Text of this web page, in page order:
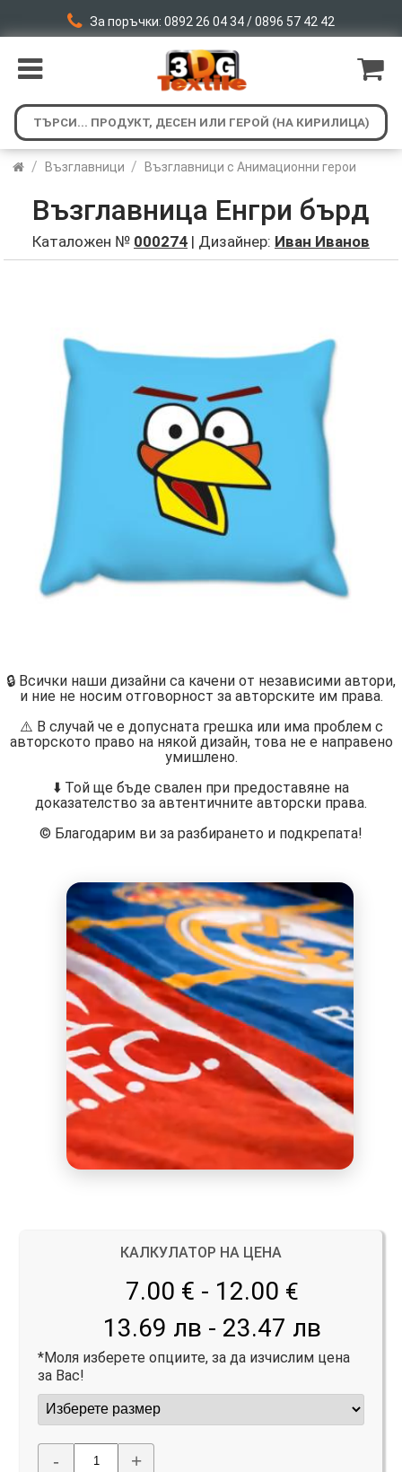
За поръчки: 0892 26 04 34 / 0896 57 42 42
/ Възглавници / Възглавници с Анимационни герои
Възглавница Енгри бърд
Каталожен № 000274 | Дизайнер: Иван Иванов
🔒 Всички наши дизайни са качени от независими автори,
и ние не носим отговорност за авторските им права.
⚠️ В случай че е допусната грешка или има проблем с
авторското право на някой дизайн, това не е направено
умишлено.
⬇️ Той ще бъде свален при предоставяне на
доказателство за автентичните авторски права.
©️ Благодарим ви за разбирането и подкрепата!
КАЛКУЛАТОР НА ЦЕНА
7.00 € - 12.00 €
13.69 лв - 23.47 лв
*Моля изберете опциите, за да изчислим цена
за Вас!
- +